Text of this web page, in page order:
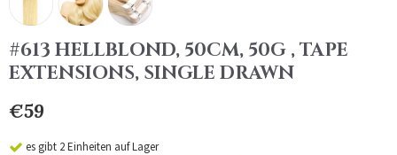
#613 HELLBLOND, 50CM, 50G , TAPE
EXTENSIONS, SINGLE DRAWN
€59
es gibt 2 Einheiten auf Lager